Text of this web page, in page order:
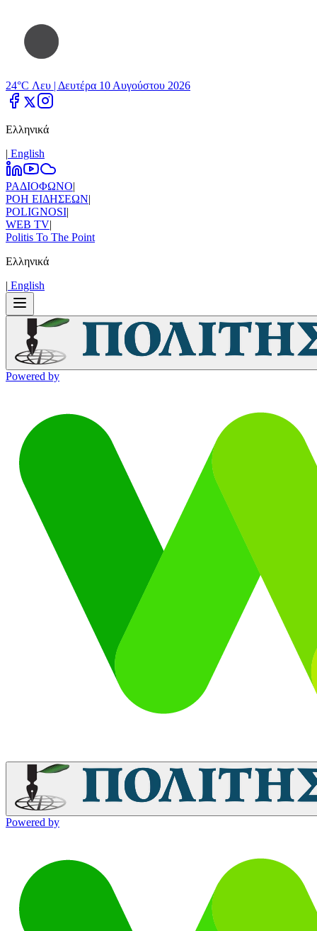
24°C Λευ | Δευτέρα 10 Αυγούστου 2026
Ελληνικά
| Εnglish
ΡΑΔΙΟΦΩΝΟ|
ΡΟΗ ΕΙΔΗΣΕΩΝ|
POLIGNOSI|
WEB TV|
Politis To The Point
Ελληνικά
| Εnglish
Powered by
Powered by